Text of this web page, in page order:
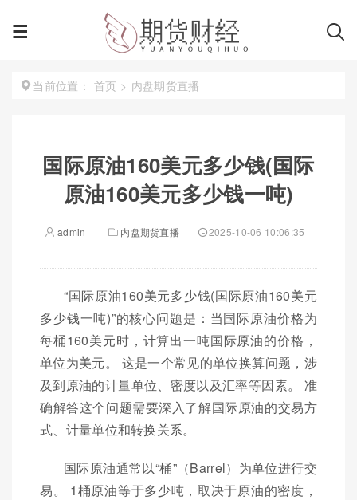
当前位置： 首页 > 内盘期货直播
国际原油160美元多少钱(国际
原油160美元多少钱一吨)
admin 内盘期货直播 2025-10-06 10:06:35
“国际原油160美元多少钱(国际原油160美元
多少钱一吨)”的核心问题是：当国际原油价格为
每桶160美元时，计算出一吨国际原油的价格，
单位为美元。 这是一个常见的单位换算问题，涉
及到原油的计量单位、密度以及汇率等因素。 准
确解答这个问题需要深入了解国际原油的交易方
式、计量单位和转换关系。
国际原油通常以“桶”（Barrel）为单位进行交
易。 1桶原油等于多少吨，取决于原油的密度，